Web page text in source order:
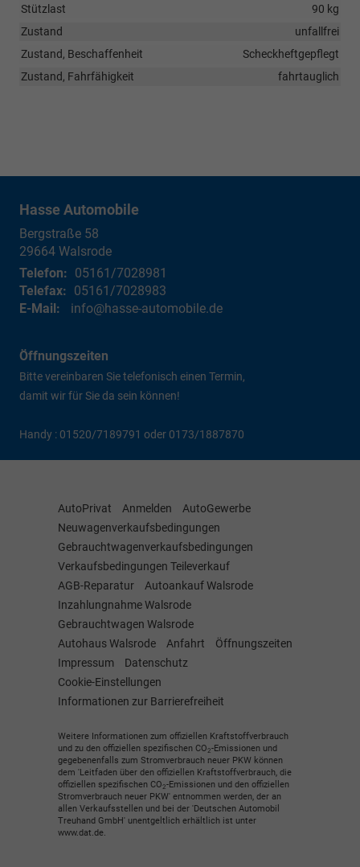
Stützlast
90 kg
Zustand
unfallfrei
Zustand, Beschaffenheit
Scheckheftgepflegt
Zustand, Fahrfähigkeit
fahrtauglich
Hasse Automobile
Bergstraße 58
29664 Walsrode
Telefon: 05161/7028981
Telefax: 05161/7028983
E-Mail:
info@hasse-automobile.de
Öffnungszeiten
Bitte vereinbaren Sie telefonisch einen Termin,
damit wir für Sie da sein können!
Handy : 01520/7189791 oder 0173/1887870
AutoPrivat Anmelden
AutoGewerbe
Neuwagenverkaufsbedingungen
Gebrauchtwagenverkaufsbedingungen
Verkaufsbedingungen Teileverkauf
AGB-Reparatur
Autoankauf Walsrode
Inzahlungnahme Walsrode
Gebrauchtwagen Walsrode
Autohaus Walsrode
Anfahrt
Öffnungszeiten
Impressum
Datenschutz
Cookie-Einstellungen
Informationen zur Barrierefreiheit
Weitere Informationen zum offiziellen Kraftstoffverbrauch
und zu den offiziellen spezifischen CO2-Emissionen und
gegebenenfalls zum Stromverbrauch neuer PKW können
dem 'Leitfaden über den offiziellen Kraftstoffverbrauch, die
offiziellen spezifischen CO2-Emissionen und den offiziellen
Stromverbrauch neuer PKW' entnommen werden, der an
allen Verkaufsstellen und bei der 'Deutschen Automobil
Treuhand GmbH' unentgeltlich erhältlich ist unter
www.dat.de.